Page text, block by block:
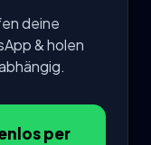
deine
& holen
per